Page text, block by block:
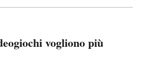
vogliono più